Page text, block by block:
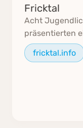
Fricktal
Acht
präsentierten
fricktal.info